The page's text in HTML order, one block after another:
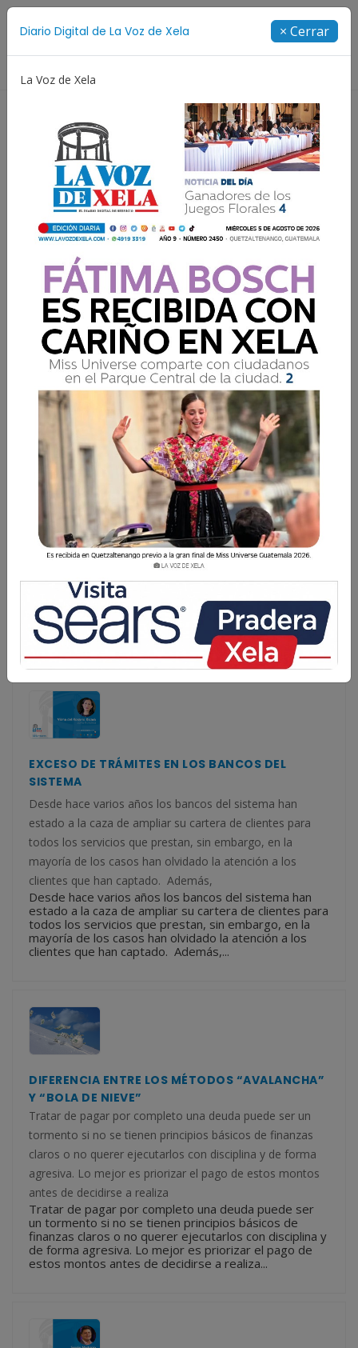
Diario Digital de La Voz de Xela × Cerrar
La Voz de Xela
Resultados para:Ahorro
EXTRACTO DE LAS REGLAS DE ORO PARA ESTE
2022
De las llamadas 50 Reglas de Oro para una vida mejor,
selecciono 22 apropiadas para el recién iniciado 2022 y
las comento en seguida: UNO. Haz las cosas con pasión
o mejor no las hagas. Tus resultados solo dependen de
ti. DOS. Cuando saludes
De las llamadas 50 Reglas de Oro para una vida
mejor, selecciono 22 apropiadas para el recién iniciado
2022 y las comento en seguida: UNO. Haz las cosas
con pasión o mejor no las hagas. Tus resultados solo
dependen de ti. DOS. Cuando saludes ...
EXCESO DE TRÁMITES EN LOS BANCOS DEL
SISTEMA
Desde hace varios años los bancos del sistema han
estado a la caza de ampliar su cartera de clientes para
todos los servicios que prestan, sin embargo, en la
mayoría de los casos han olvidado la atención a los
clientes que han captado. Además,
Desde hace varios años los bancos del sistema han
estado a la caza de ampliar su cartera de clientes para
todos los servicios que prestan, sin embargo, en la
mayoría de los casos han olvidado la atención a los
clientes que han captado. Además,...
DIFERENCIA ENTRE LOS MÉTODOS “AVALANCHA”
Y “BOLA DE NIEVE”
Tratar de pagar por completo una deuda puede ser un
tormento si no se tienen principios básicos de finanzas
claros o no querer ejecutarlos con disciplina y de forma
agresiva. Lo mejor es priorizar el pago de estos montos
antes de decidirse a realiza
Tratar de pagar por completo una deuda puede ser
un tormento si no se tienen principios básicos de
finanzas claros o no querer ejecutarlos con disciplina y
de forma agresiva. Lo mejor es priorizar el pago de
estos montos antes de decidirse a realiza...